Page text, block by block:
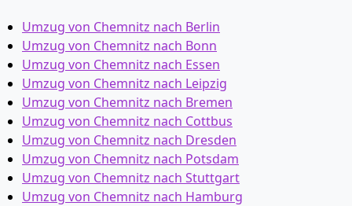
Umzug von Chemnitz nach Berlin
Umzug von Chemnitz nach Bonn
Umzug von Chemnitz nach Essen
Umzug von Chemnitz nach Leipzig
Umzug von Chemnitz nach Bremen
Umzug von Chemnitz nach Cottbus
Umzug von Chemnitz nach Dresden
Umzug von Chemnitz nach Potsdam
Umzug von Chemnitz nach Stuttgart
Umzug von Chemnitz nach Hamburg